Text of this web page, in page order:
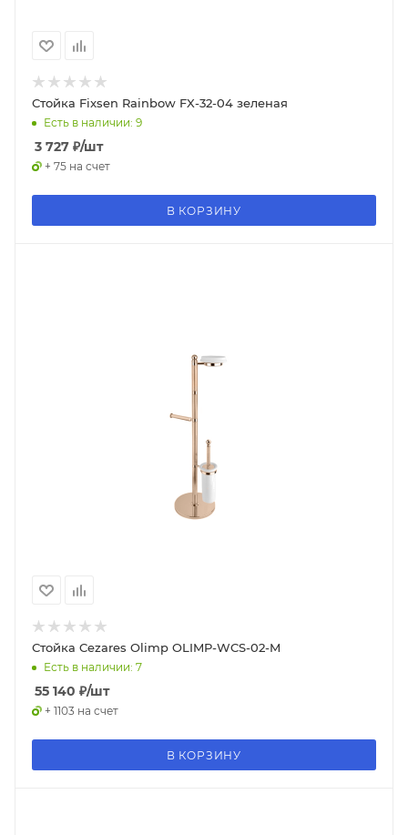
Стойка Fixsen Rainbow FX-32-04 зеленая
Есть в наличии: 9
3 727 ₽/шт
+ 75 на счет
В КОРЗИНУ
Стойка Cezares Olimp OLIMP-WCS-02-M
Есть в наличии: 7
55 140 ₽/шт
+ 1103 на счет
В КОРЗИНУ